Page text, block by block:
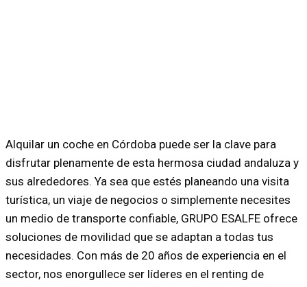
Alquilar un coche en Córdoba puede ser la clave para
disfrutar plenamente de esta hermosa ciudad andaluza y
sus alrededores. Ya sea que estés planeando una visita
turística, un viaje de negocios o simplemente necesites
un medio de transporte confiable, GRUPO ESALFE ofrece
soluciones de movilidad que se adaptan a todas tus
necesidades. Con más de 20 años de experiencia en el
sector, nos enorgullece ser líderes en el renting de